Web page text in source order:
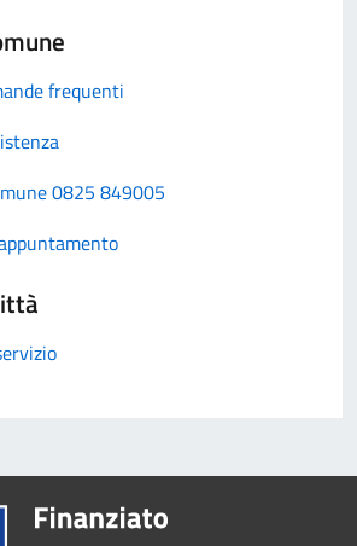
frequenti
0825 849005